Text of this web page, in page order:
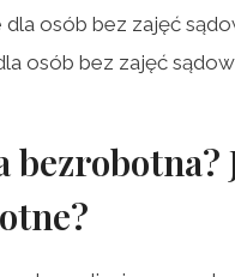
dla osób bez zajęć
osób bez zajęć